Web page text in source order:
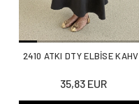
2410 ATKI DTY ELBİSE
35,83 EUR